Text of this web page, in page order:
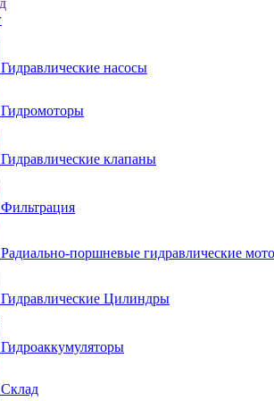
Гидравлические насосы
Гидромоторы
Гидравлические клапаны
Фильтрация
Радиально-поршневые гидравлические
Гидравлические Цилиндры
Гидроаккумуляторы
Склад